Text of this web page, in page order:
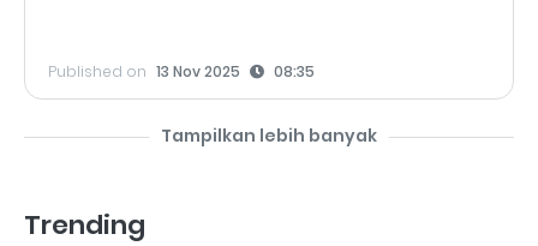
Published on 13 Nov 2025 08:35
Tampilkan lebih banyak
Trending